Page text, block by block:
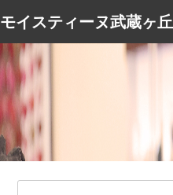
モイスティーヌ武蔵ヶ丘